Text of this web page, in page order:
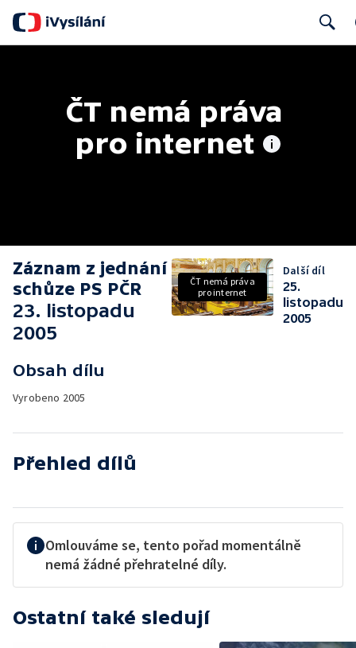
ČT nemá práva
pro internet
Záznam z jednání
schůze PS PČR
23. listopadu
2005
Obsah dílu
Vyrobeno 2005
ČT nemá práva
pro internet
Další díl
25.
listopadu
2005
Přehled dílů
Omlouváme se, tento pořad momentálně
nemá žádné přehratelné díly.
Ostatní také sledují